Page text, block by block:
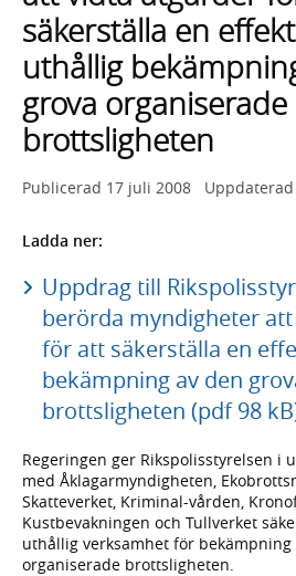
säkerställa en
uthållig
grova organiserade
brottsligheten
Publicerad 17 juli 2008 Uppdaterad
Ladda ner:
Uppdrag till
berörda myndigheter
för att säkerställa en
bekämpning av den
brottsligheten (pdf 98
Regeringen ger Rikspolisstyrelsen i
med Åklagarmyndigheten,
Skatteverket, Kriminal-vården,
Kustbevakningen och Tullverket
uthållig verksamhet för bekämpning
organiserade brottsligheten.